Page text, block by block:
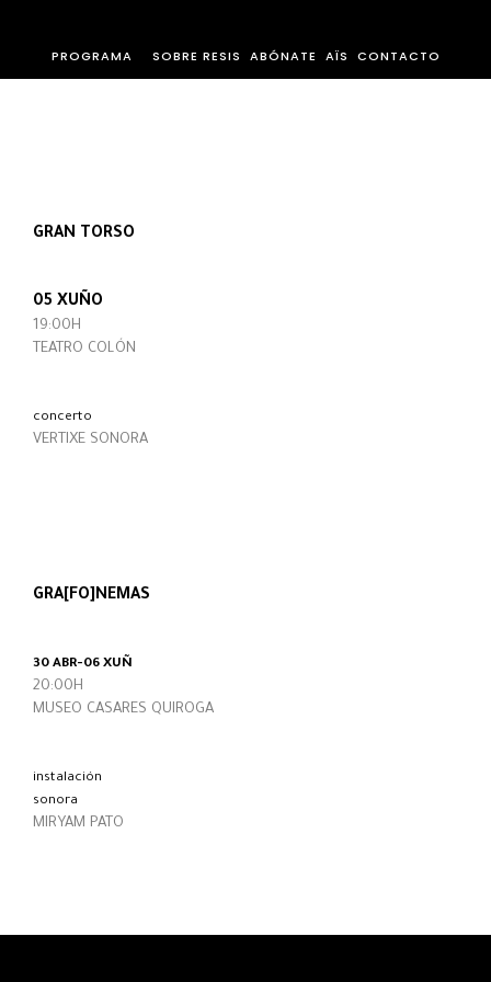
PROGRAMA SOBRE RESIS ABÓNATE AÏS CONTACTO
GRAN TORSO
05 XUÑO
19:00H
TEATRO COLÓN
concerto
VERTIXE SONORA
GRA[FO]NEMAS
30 ABR-06 XUÑ
20:00H
MUSEO CASARES QUIROGA
instalación
sonora
MIRYAM PATO